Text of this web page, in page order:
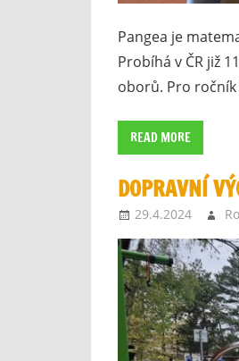
Pangea je
Probíhá v ČR již
oborů. Pro
READ MORE
DOPRAVNÍ
29.4.2024